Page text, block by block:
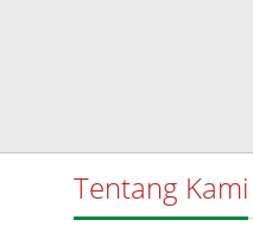
Tentang Kami